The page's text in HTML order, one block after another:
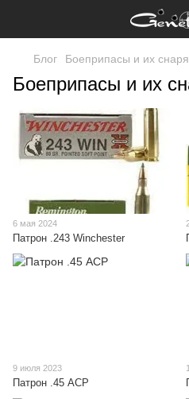
Блог Боеприпасы и их
Боеприпасы и их
6 мая 2024
Патрон .243 Winchester
9 июля 2023
Патрон .45 ACP